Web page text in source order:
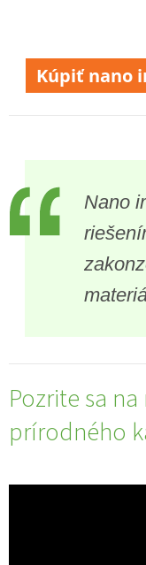
Kúpiť nano
Nano
Pozrite sa
prírodného